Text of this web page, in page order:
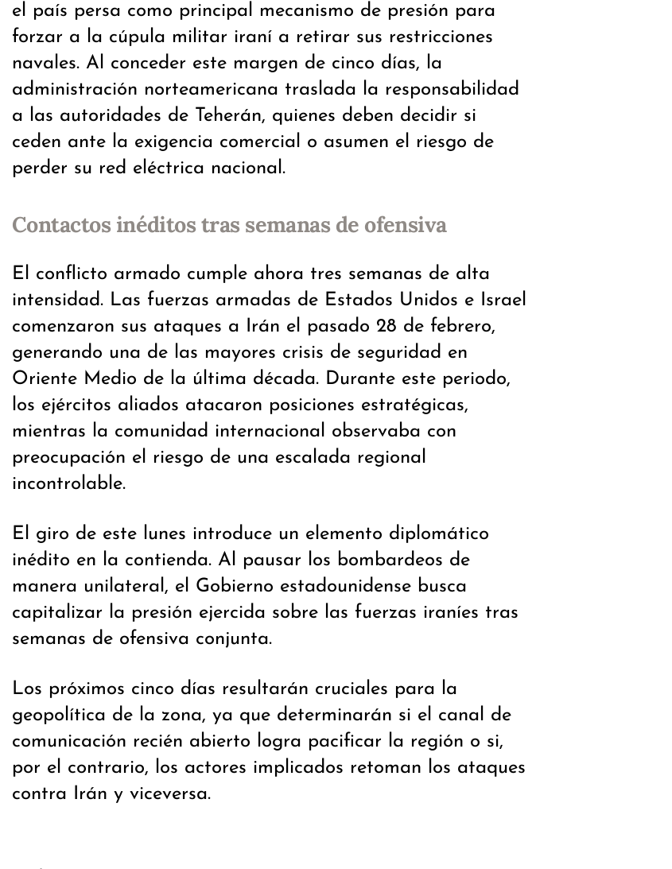
el país persa como principal mecanismo de presión para
forzar a la cúpula militar iraní a retirar sus restricciones
navales. Al conceder este margen de cinco días, la
administración norteamericana traslada la responsabilidad
a las autoridades de Teherán, quienes deben decidir si
ceden ante la exigencia comercial o asumen el riesgo de
perder su red eléctrica nacional.
Contactos inéditos tras semanas de ofensiva
El conflicto armado cumple ahora tres semanas de alta
intensidad. Las fuerzas armadas de Estados Unidos e Israel
comenzaron sus ataques a Irán el pasado 28 de febrero,
generando una de las mayores crisis de seguridad en
Oriente Medio de la última década. Durante este periodo,
los ejércitos aliados atacaron posiciones estratégicas,
mientras la comunidad internacional observaba con
preocupación el riesgo de una escalada regional
incontrolable.
El giro de este lunes introduce un elemento diplomático
inédito en la contienda. Al pausar los bombardeos de
manera unilateral, el Gobierno estadounidense busca
capitalizar la presión ejercida sobre las fuerzas iraníes tras
semanas de ofensiva conjunta.
Los próximos cinco días resultarán cruciales para la
geopolítica de la zona, ya que determinarán si el canal de
comunicación recién abierto logra pacificar la región o si,
por el contrario, los actores implicados retoman los ataques
contra Irán y viceversa.